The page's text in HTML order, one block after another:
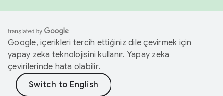
Google, içerikleri tercih ettiğiniz dile çevirmek için
yapay zeka teknolojisini kullanır. Yapay zeka
çevirilerinde hata olabilir.